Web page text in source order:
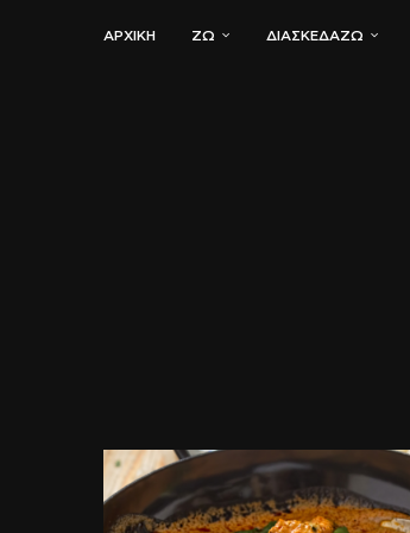
ΑΡΧΙΚΗ ΖΏ ΔΙΑΣΚΕΔΆΖΩ